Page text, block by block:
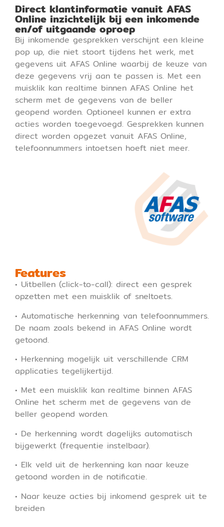
Direct klantinformatie vanuit AFAS
Online inzichtelijk bij een inkomende
en/of uitgaande oproep
Bij inkomende gesprekken verschijnt een kleine
pop up, die niet stoort tijdens het werk, met
gegevens uit AFAS Online waarbij de keuze van
deze gegevens vrij aan te passen is. Met een
muisklik kan realtime binnen AFAS Online het
scherm met de gegevens van de beller
geopend worden. Optioneel kunnen er extra
acties worden toegevoegd. Gesprekken kunnen
direct worden opgezet vanuit AFAS Online,
telefoonnummers intoetsen hoeft niet meer.
Features
• Uitbellen (click-to-call): direct een gesprek
opzetten met een muisklik of sneltoets.
• Automatische herkenning van telefoonnummers.
De naam zoals bekend in AFAS Online wordt
getoond.
• Herkenning mogelijk uit verschillende CRM
applicaties tegelijkertijd.
• Met een muisklik kan realtime binnen AFAS
Online het scherm met de gegevens van de
beller geopend worden.
• De herkenning wordt dagelijks automatisch
bijgewerkt (frequentie instelbaar).
• Elk veld uit de herkenning kan naar keuze
getoond worden in de notificatie.
• Naar keuze acties bij inkomend gesprek uit te
breiden